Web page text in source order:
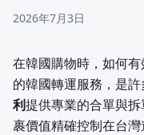
2026年7月3日
在韓國購物時，如何
的韓國轉運服務，是許
利提供專業的合單與
裹價值精確控制在台